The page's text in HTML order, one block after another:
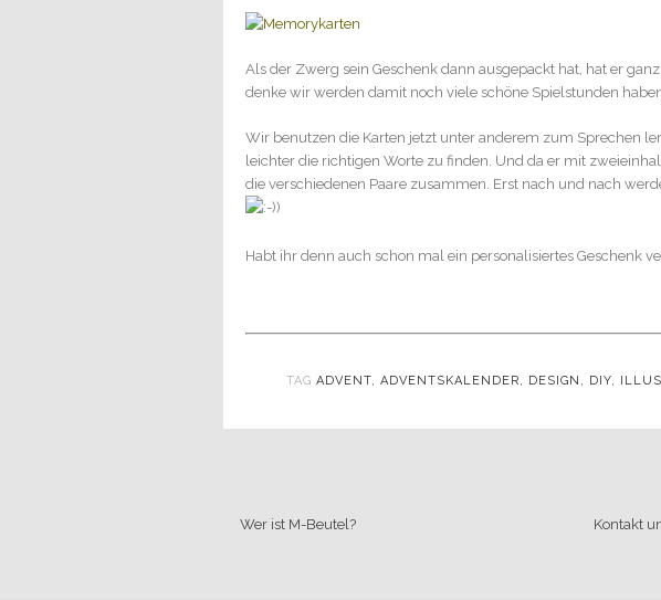
Als der Zwerg sein Geschenk dann ausgepackt hat, hat er
denke wir werden damit noch viele schöne Spielstunden
Wir benutzen die Karten jetzt unter anderem zum Sprechen
leichter die richtigen Worte zu finden. Und da er mit
die verschiedenen Paare zusammen. Erst nach und nach
Habt ihr denn auch schon mal ein personalisiertes Geschenk
TAG ADVENT, ADVENTSKALENDER, DESIGN , DIY,
Wer ist M-Beutel? Kontakt